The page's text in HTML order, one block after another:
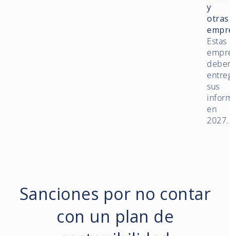
y
otras
Estas
sus
en
2027.
Sanciones por no contar
con un plan de